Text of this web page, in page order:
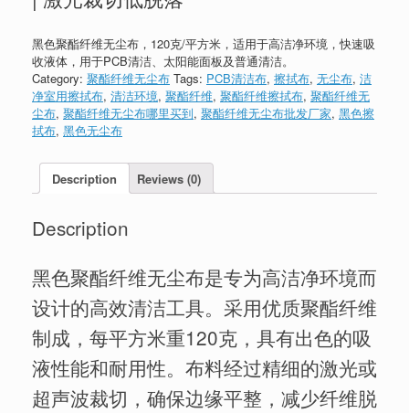
黑色聚酯纤维无尘布，120克/平方米，适用于高洁净环境，快速吸
收液体，用于PCB清洁、太阳能面板及普通清洁。
Category: 聚酯纤维无尘布 Tags: PCB清洁布, 擦拭布, 无尘布, 洁
净室用擦拭布, 清洁环境, 聚酯纤维, 聚酯纤维擦拭布, 聚酯纤维无
尘布, 聚酯纤维无尘布哪里买到, 聚酯纤维无尘布批发厂家, 黑色擦
拭布, 黑色无尘布
Description Reviews (0)
Description
黑色聚酯纤维无尘布是专为高洁净环境而
设计的高效清洁工具。采用优质聚酯纤维
制成，每平方米重120克，具有出色的吸
液性能和耐用性。布料经过精细的激光或
超声波裁切，确保边缘平整，减少纤维脱